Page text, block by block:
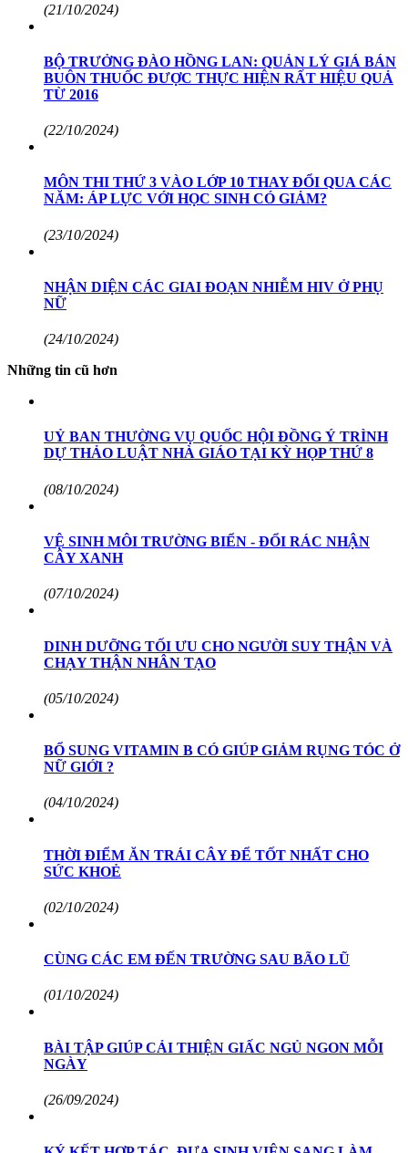
(21/10/2024)
BỘ TRƯỞNG ĐÀO HỒNG LAN: QUẢN LÝ GIÁ BÁN
BUÔN THUỐC ĐƯỢC THỰC HIỆN RẤT HIỆU QUẢ
TỪ 2016
(22/10/2024)
MÔN THI THỨ 3 VÀO LỚP 10 THAY ĐỔI QUA CÁC
NĂM: ÁP LỰC VỚI HỌC SINH CÓ GIẢM?
(23/10/2024)
NHẬN DIỆN CÁC GIAI ĐOẠN NHIỄM HIV Ở PHỤ
NỮ
(24/10/2024)
Những tin cũ hơn
UỶ BAN THƯỜNG VỤ QUỐC HỘI ĐỒNG Ý TRÌNH
DỰ THẢO LUẬT NHÀ GIÁO TẠI KỲ HỌP THỨ 8
(08/10/2024)
VỆ SINH MÔI TRƯỜNG BIỂN - ĐỔI RÁC NHẬN
CÂY XANH
(07/10/2024)
DINH DƯỠNG TỐI ƯU CHO NGƯỜI SUY THẬN VÀ
CHẠY THẬN NHÂN TẠO
(05/10/2024)
BỔ SUNG VITAMIN B CÓ GIÚP GIẢM RỤNG TÓC Ở
NỮ GIỚI ?
(04/10/2024)
THỜI ĐIỂM ĂN TRÁI CÂY ĐỂ TỐT NHẤT CHO
SỨC KHOẺ
(02/10/2024)
CÙNG CÁC EM ĐẾN TRƯỜNG SAU BÃO LŨ
(01/10/2024)
BÀI TẬP GIÚP CẢI THIỆN GIẤC NGỦ NGON MỖI
NGÀY
(26/09/2024)